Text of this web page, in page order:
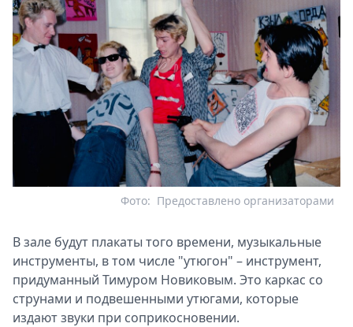
Предоставлено организаторами
Фото:
В зале будут плакаты того времени, музыкальные
инструменты, в том числе "утюгон" – инструмент,
придуманный Тимуром Новиковым. Это каркас со
струнами и подвешенными утюгами, которые
издают звуки при соприкосновении.